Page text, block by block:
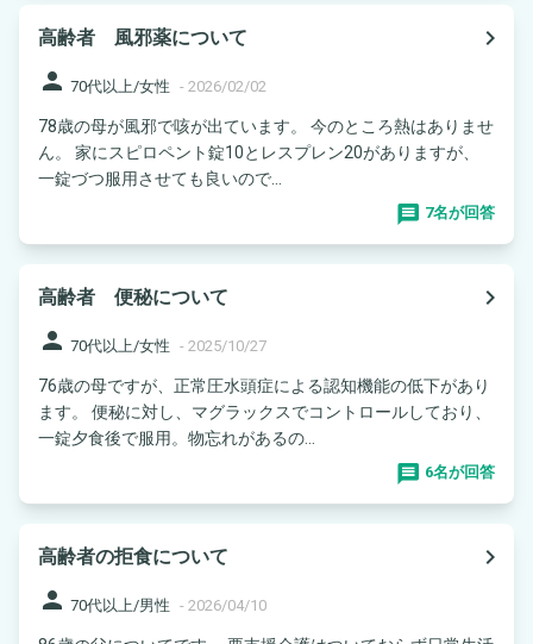
高齢者 風邪薬について
navigate_next
person 70代以上/女性 - 2026/02/02
78歳の母が風邪で咳が出ています。 今のところ熱はありませ
ん。 家にスピロペント錠10とレスプレン20がありますが、
一錠づつ服用させても良いので...
7名が回答
高齢者 便秘について
navigate_next
person 70代以上/女性 - 2025/10/27
76歳の母ですが、正常圧水頭症による認知機能の低下があり
ます。 便秘に対し、マグラックスでコントロールしており、
一錠夕食後で服用。物忘れがあるの...
6名が回答
高齢者の拒食について
navigate_next
person 70代以上/男性 - 2026/04/10